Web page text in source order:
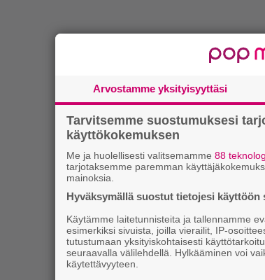
Arvostamme yksityisyyttäsi
Tarvitsemme suostumuksesi
käyttökokemuksen
Me ja huolellisesti valitsemamme 88
tarjotaksemme paremman
mainoksia.
Hyväksymällä suostut tietojesi käyttöön
Käytämme laitetunnisteita ja tallennamme
esimerkiksi sivuista, joilla vierailit, IP-
tutustumaan yksityiskohtaisesti
seuraavalla välilehdellä. Hylkääminen voi
käytettävyyteen.